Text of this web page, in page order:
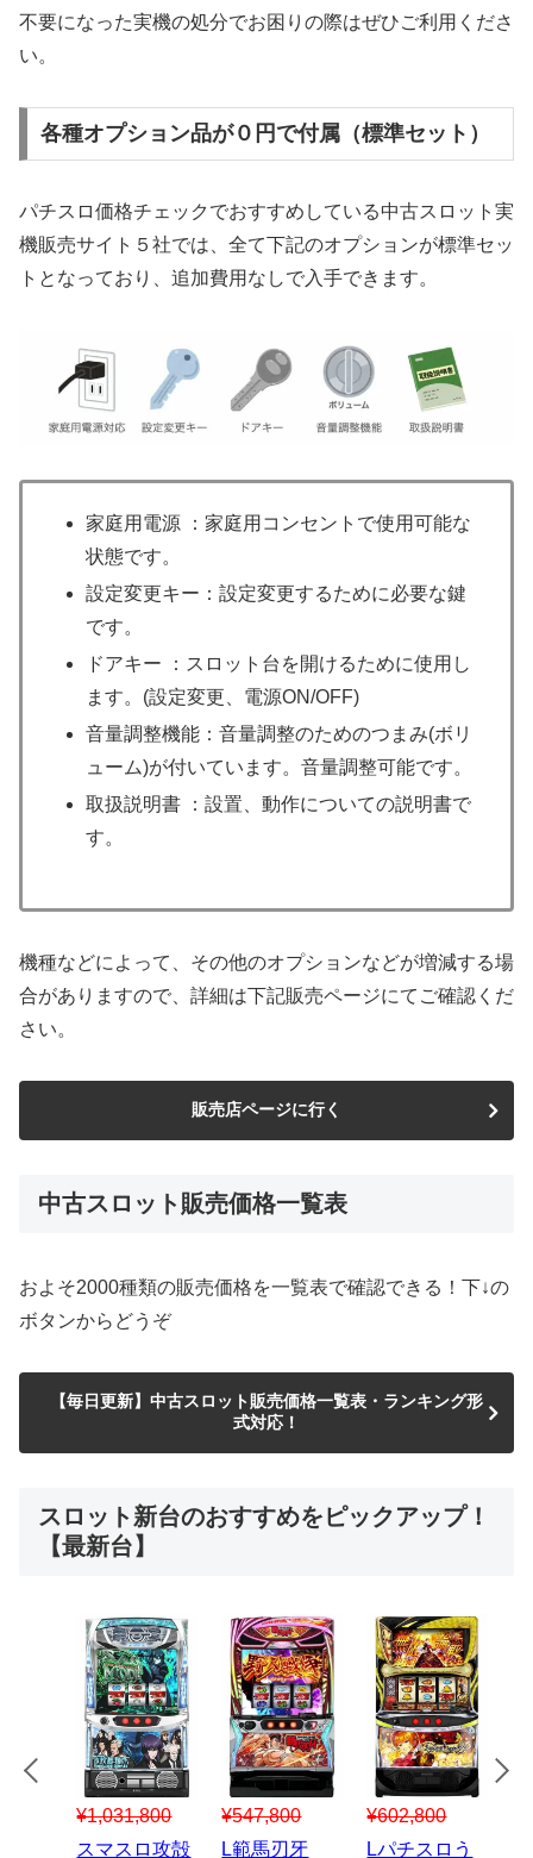
不要になった実機の処分でお困りの際はぜひご利用くださ
い。
各種オプション品が０円で付属（標準セット）
パチスロ価格チェックでおすすめしている中古スロット実
機販売サイト５社では、全て下記のオプションが標準セッ
トとなっており、追加費用なしで入手できます。
家庭用電源 ：家庭用コンセントで使用可能な
状態です。
設定変更キー：設定変更するために必要な鍵
です。
ドアキー ：スロット台を開けるために使用し
ます。(設定変更、電源ON/OFF)
音量調整機能：音量調整のためのつまみ(ボリ
ューム)が付いています。音量調整可能です。
取扱説明書 ：設置、動作についての説明書で
す。
機種などによって、その他のオプションなどが増減する場
合がありますので、詳細は下記販売ページにてご確認くだ
さい。
販売店ページに行く
中古スロット販売価格一覧表
およそ2000種類の販売価格を一覧表で確認できる！下↓の
ボタンからどうぞ
【毎日更新】中古スロット販売価格一覧表・ランキング形
式対応！
スロット新台のおすすめをピックアップ！
【最新台】
¥602,800
Lパチスロう
¥547,800
スマスロハナ
¥150,000
スマスロ秘宝
Lパチスロ